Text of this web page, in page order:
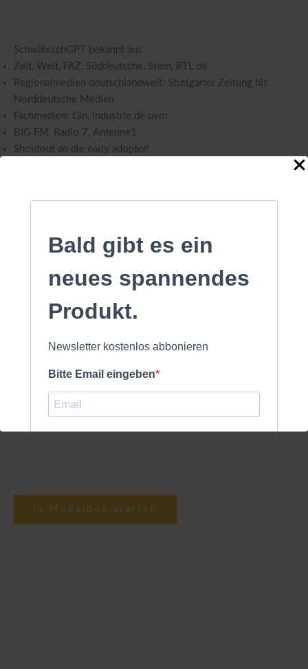
Bald gibt es ein
neues spannendes
Produkt.
Newsletter kostenlos abbonieren
Bitte Email eingeben
SchwäbischGPT bekannt aus
Zeit, Welt, FAZ, Süddeutsche, Stern, RTL.de
Regionalmedien deutschlandweit: Stuttgarter Zeitung bis
Norddeutsche Medien
Fachmedien: t3n, industrie.de uvm.
BIG FM, Radio 7, Antenne1
Shoutout an die early adopter!
berichtet
HessischGPT starten
in Modalbox starten